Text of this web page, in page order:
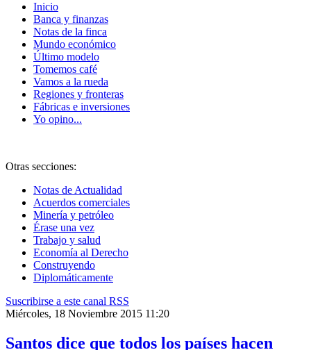
Inicio
Banca y finanzas
Notas de la finca
Mundo económico
Último modelo
Tomemos café
Vamos a la rueda
Regiones y fronteras
Fábricas e inversiones
Yo opino...
Otras secciones:
Notas de Actualidad
Acuerdos comerciales
Minería y petróleo
Érase una vez
Trabajo y salud
Economía al Derecho
Construyendo
Diplomáticamente
Suscribirse a este canal RSS
Miércoles, 18 Noviembre 2015 11:20
Santos dice que todos los países hacen